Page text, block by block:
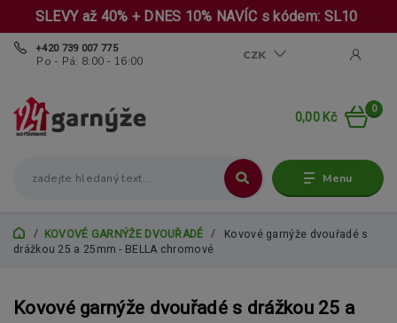
SLEVY až 40% + DNES 10% NAVÍC s kódem: SL10
Menu
CZK
+420 739 007 775
Po - Pá: 8:00 - 16:00
0
0,00 Kč
KOVOVÉ GARNÝŽE DVOUŘADÉ
Kovové garnýže dvouřadé s
drážkou 25 a 25mm - BELLA chromové
Kovové garnýže dvouřadé s drážkou 25 a